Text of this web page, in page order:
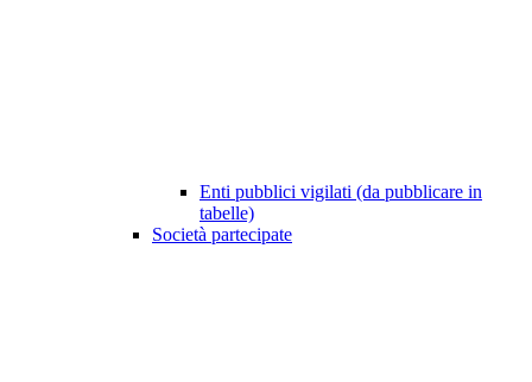
Enti pubblici vigilati (da pubblicare in
tabelle)
Società partecipate